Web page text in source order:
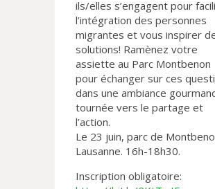
ils/elles s’engagent pour
l’intégration des personnes
migrantes et vous inspirer
solutions! Ramènez votre
assiette au Parc Montbenon
pour échanger sur ces
dans une ambiance
tournée vers le partage et
l’action.
Le 23 juin, parc de
Lausanne. 16h-18h30.
Inscription obligatoire: